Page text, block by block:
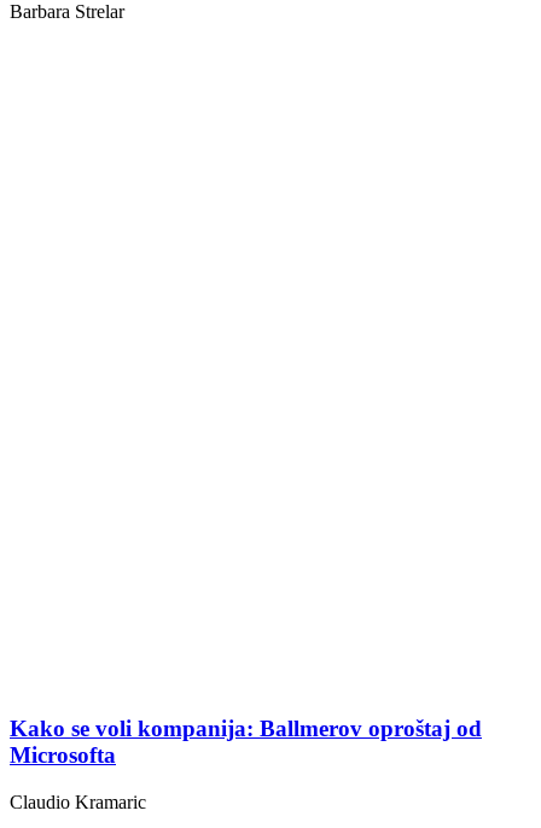
Barbara Strelar
Kako se voli kompanija: Ballmerov oproštaj od
Microsofta
Claudio Kramaric